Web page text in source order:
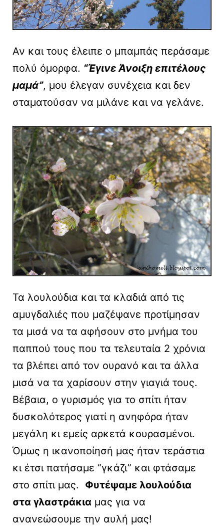
Αν και τους έλειπε ο μπαμπάς περάσαμε
πολύ όμορφα. “Έγινε Άνοιξη επιτέλους
μαμά”, μου έλεγαν συνέχεια και δεν
σταματούσαν να μιλάνε και να γελάνε.
Τα λουλούδια και τα κλαδιά από τις
αμυγδαλιές που μαζέψανε προτίμησαν
τα μισά να τα αφήσουν στο μνήμα του
παππού τους που τα τελευταία 2 χρόνια
τα βλέπει από τον ουρανό και τα άλλα
μισά να τα χαρίσουν στην γιαγιά τους.
Βέβαια, ο γυρισμός για το σπίτι ήταν
δυσκολότερος γιατί η ανηφόρα ήταν
μεγάλη κι εμείς αρκετά κουρασμένοι.
Όμως η ικανοποίησή μας ήταν τεράστια
κι έτσι πατήσαμε “γκάζι” και φτάσαμε
στο σπίτι μας. Φυτέψαμε λουλούδια
στα γλαστράκια μας για να
ανανεώσουμε την αυλή μας!